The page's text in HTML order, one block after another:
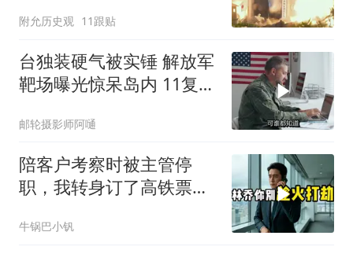
附允历史观 11跟贴
台独装硬气被实锤 解放军
靶场曝光惊呆岛内 11复刻
邮轮摄影师阿嗵
陪客户考察时被主管停
职，我转身订了高铁票。
亿合同没你根本签不了
牛锅巴小钒